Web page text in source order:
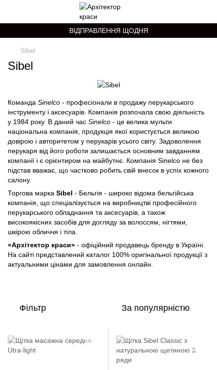
ВІДПРАВЛЕННЯ ЩОДНЯ
Sibel
Sibel
Команда Sinelco - професіонали в продажу перукарського
інструменту і аксесуарів. Компанія розпочала свою діяльність
у 1984 року. В даний час Sinelco - це велика мульти
національна компанія, продукція якої користується великою
довірою і авторитетом у перукарів усього світу. Задоволення
перукаря від його роботи залишається основним завданням
компанії і є орієнтиром на майбутнє. Компанія Sinelco не без
підстав вважає, що частково робить свій внесок в успіх кожного
салону.
Торгова марка Sibel - Бельгія - широко відома бельгійська
компанія, що спеціалізується на виробництві професійного
перукарського обладнання та аксесуарів, а також
високоякісних засобів для догляду за волоссям, нігтями,
шкірою обличчя і тіла.
«Архітектор краси» - офіційний продавець бренду в Україні.
На сайті представлений каталог 100% оригінальної продукції з
актуальними цінами для замовлення онлайн.
Фільтр За популярністю